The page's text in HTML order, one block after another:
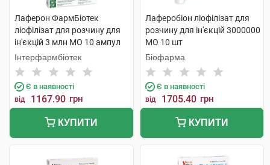
Лаферон ФармБіотек
ліофілізат для розчину для
ін'єкцій 3 млн МО 10 ампул
Інтерфармбіотек
Є в наявності
від 1167.90 грн
КУПИТИ
Лаферобіон ліофілізат для
розчину для ін'єкцій 3000000
МО 10 шт
Біофарма
Є в наявності
від 1705.40 грн
КУПИТИ